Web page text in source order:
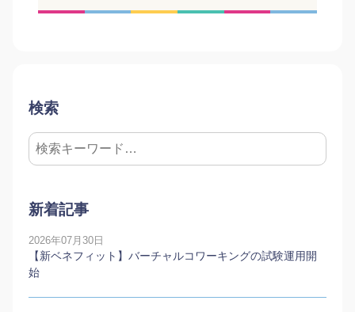
検索
新着記事
2026年07月30日
【新ベネフィット】バーチャルコワーキングの試験運用開
始